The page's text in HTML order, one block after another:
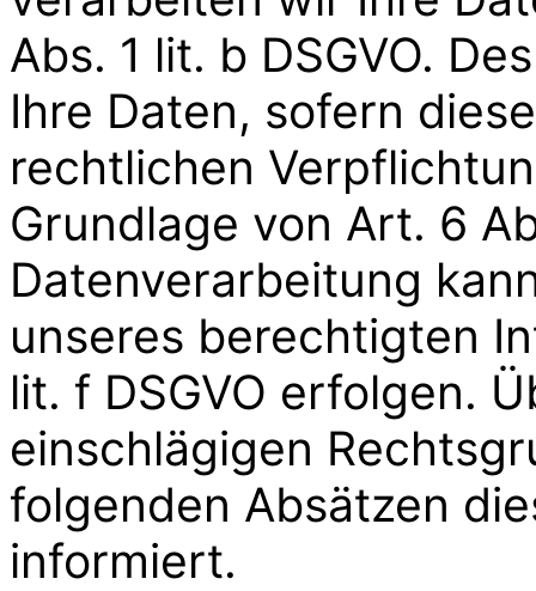
Abs. 1 lit. b DSGVO.
Ihre Daten, sofern
rechtlichen
Grundlage von Art. 6
Datenverarbeitung
unseres berechtigten
lit. f DSGVO erfolgen.
einschlägigen
folgenden Absätzen
informiert.